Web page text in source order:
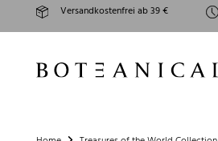
Versandkostenfrei ab 39 €